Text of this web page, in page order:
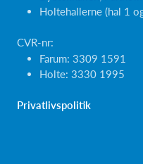
Holtehallerne (hal 1
CVR-nr:
Farum: 3309 1591
Holte: 3330 1995
Privatlivspolitik